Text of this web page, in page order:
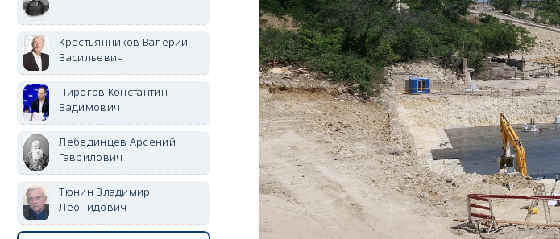
Крестьянников Валерий
Васильевич
Пирогов Константин
Вадимович
Лебединцев Арсений
Гаврилович
Тюнин Владимир
Леонидович